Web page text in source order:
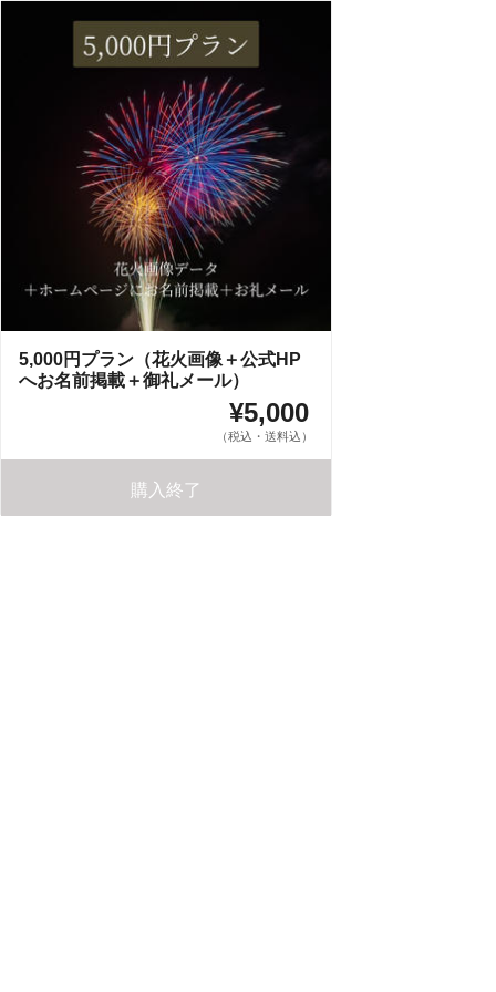
5,000円プラン（花火画像＋公式HP
へお名前掲載＋御礼メール）
¥5,000
（税込・送料込）
購入終了